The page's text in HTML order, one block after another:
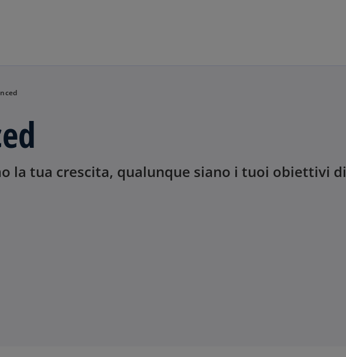
la tua crescita, qualunque siano i tuoi obiettivi di